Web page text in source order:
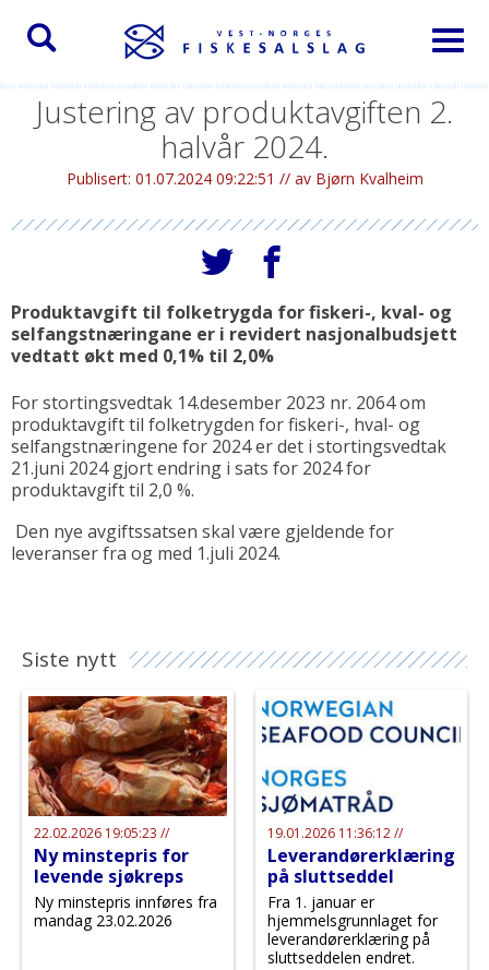
Toggle
Justering av produktavgiften 2.
halvår 2024.
Publisert: 01.07.2024 09:22:51 // av Bjørn Kvalheim
Produktavgift til folketrygda for fiskeri-, kval- og
selfangstnæringane er i revidert nasjonalbudsjett
vedtatt økt med 0,1% til 2,0%
For stortingsvedtak 14.desember 2023 nr. 2064 om
produktavgift til folketrygden for fiskeri-, hval- og
selfangstnæringene for 2024 er det i stortingsvedtak
21.juni 2024 gjort endring i sats for 2024 for
produktavgift til 2,0 %.
Den nye avgiftssatsen skal være gjeldende for
leveranser fra og med 1.juli 2024.
Siste nytt
22.02.2026 19:05:23 //
Ny minstepris for
levende sjøkreps
Ny minstepris innføres fra
mandag 23.02.2026
19.01.2026 11:36:12 //
Leverandørerklæring
på sluttseddel
Fra 1. januar er
hjemmelsgrunnlaget for
leverandørerklæring på
sluttseddelen endret.